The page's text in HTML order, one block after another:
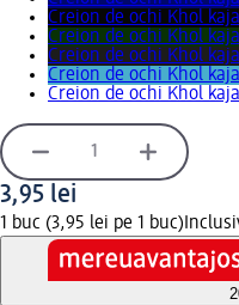
Creion de ochi Khol
Creion de ochi Khol
Creion de ochi Khol
Creion de ochi Khol
Creion de ochi Khol
3,95 lei
1 buc (3,95 lei pe 1 buc)